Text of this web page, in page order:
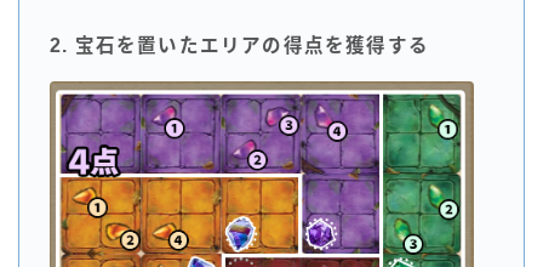
2. 宝石を置いたエリアの得点を獲得する